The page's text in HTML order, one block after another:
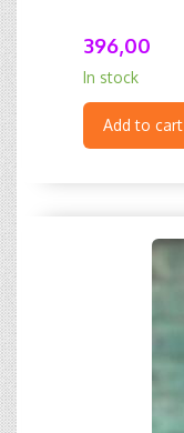
396,00
In stock
Add to cart